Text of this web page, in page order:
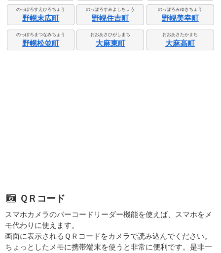
のっぽろすえひろちょう
野幌末広町
のっぽろすみよしちょう
野幌住吉町
のっぽろみゆきちょう
野幌美幸町
のっぽろまつなみちょう
野幌松並町
おおあさひがしまち
大麻東町
おおあさたかまち
大麻高町
ＱＲコード
スマホカメラのバーコードリーダー機能を使えば、スマホをメ
モ代わりに使えます。
画面に表示されるＱＲコードをカメラで読み込んでください。
ちょっとしたメモに携帯端末を使うと非常に便利です。是非一